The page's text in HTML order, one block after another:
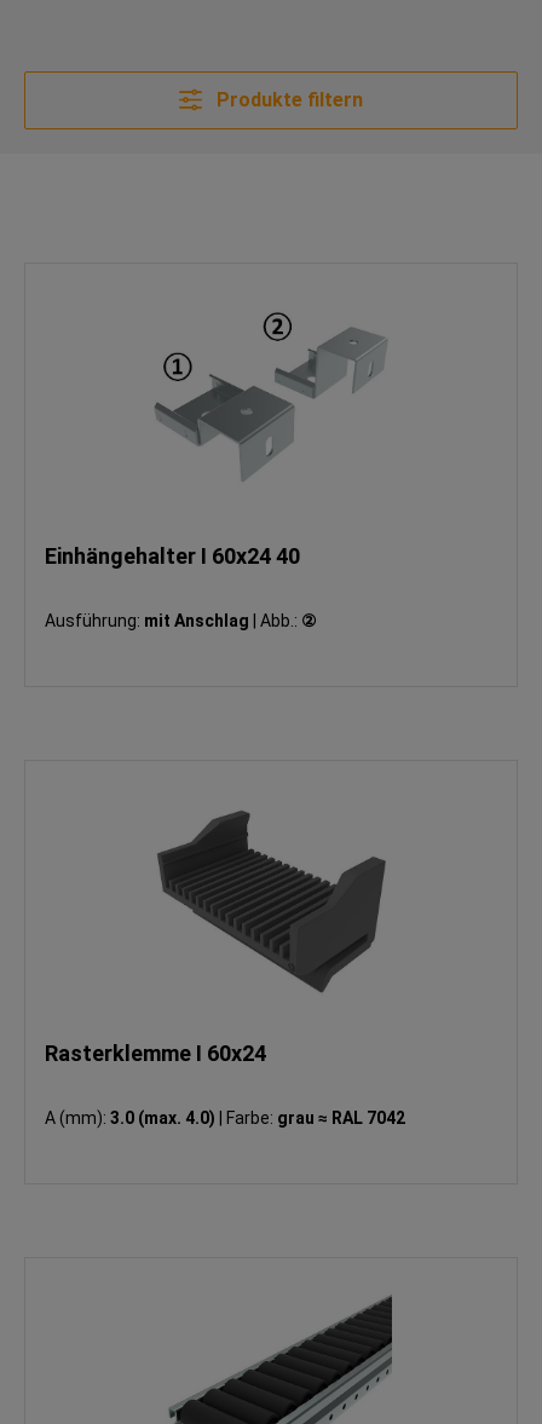
Produkte filtern
Einhängehalter I 60x24 40
Ausführung: mit Anschlag Abb.: ②
Rasterklemme I 60x24
A (mm): 3.0 (max. 4.0) Farbe: grau ≈ RAL 7042